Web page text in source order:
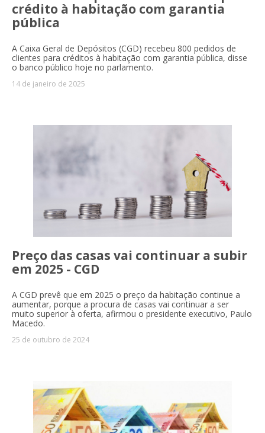
crédito à habitação com garantia
pública
A Caixa Geral de Depósitos (CGD) recebeu 800 pedidos de
clientes para créditos à habitação com garantia pública, disse
o banco público hoje no parlamento.
14 de janeiro de 2025
Preço das casas vai continuar a subir
em 2025 - CGD
A CGD prevê que em 2025 o preço da habitação continue a
aumentar, porque a procura de casas vai continuar a ser
muito superior à oferta, afirmou o presidente executivo, Paulo
Macedo.
25 de outubro de 2024